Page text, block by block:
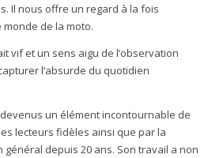
Il nous offre un regard à la fois
de la moto.
vif et un sens aigu de l’observation
l’absurde du quotidien
un élément incontournable de
lecteurs fidèles ainsi que par la
général depuis 20 ans. Son travail a non